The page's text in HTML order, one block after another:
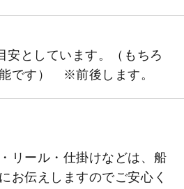
安としています。（もちろ
です） ※前後します。
リール・仕掛けなどは、船
お伝えしますのでご安心く